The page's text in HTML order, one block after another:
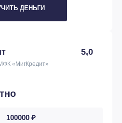
ДЕНЬГИ
5,0
«МигКредит»
100000 ₽